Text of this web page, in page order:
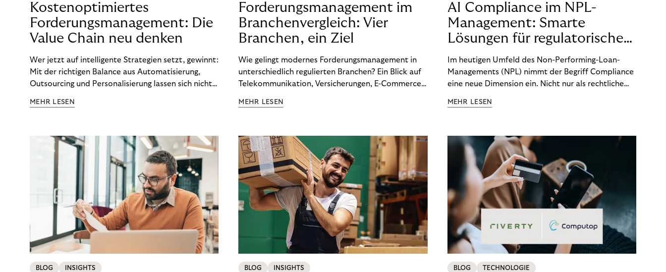
Kostenoptimiertes
Forderungsmanagement: Die
Value Chain neu denken
Wer jetzt auf intelligente Strategien setzt, gewinnt:
Mit der richtigen Balance aus Automatisierung,
Outsourcing und Personalisierung lassen sich nicht
Ergebnisse sichern. Riverty zeigt, wie Recovery-
MEHR LESEN
Forderungsmanagement im
Branchenvergleich: Vier
Branchen, ein Ziel
Wie gelingt modernes Forderungsmanagement in
unterschiedlich regulierten Branchen? Ein Blick auf
Telekommunikation, Versicherungen, E-Commerce
wirksam reduzieren will, braucht keine
MEHR LESEN
AI Compliance im NPL-
Management: Smarte
Lösungen für regulatorische
Sicherheit
Im heutigen Umfeld des Non-Performing-Loan-
Managements (NPL) nimmt der Begriff Compliance
eine neue Dimension ein. Nicht nur als rechtliche
Wettbewerbsvorteil. In einem Umfeld steigender
(DSGVO) – geraten viele Unternehmen an die
Grenzen traditioneller Compliance-Mechanismen.
MEHR LESEN
BLOG INSIGHTS BLOG INSIGHTS BLOG TECHNOLOGIE